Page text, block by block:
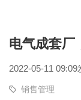
电气成套厂
2022-05-11 09:09
销售管理